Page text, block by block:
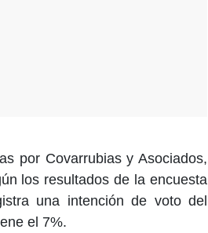
por Covarrubias y Asociados,
los resultados de la encuesta
una intención de voto del
el 7%.